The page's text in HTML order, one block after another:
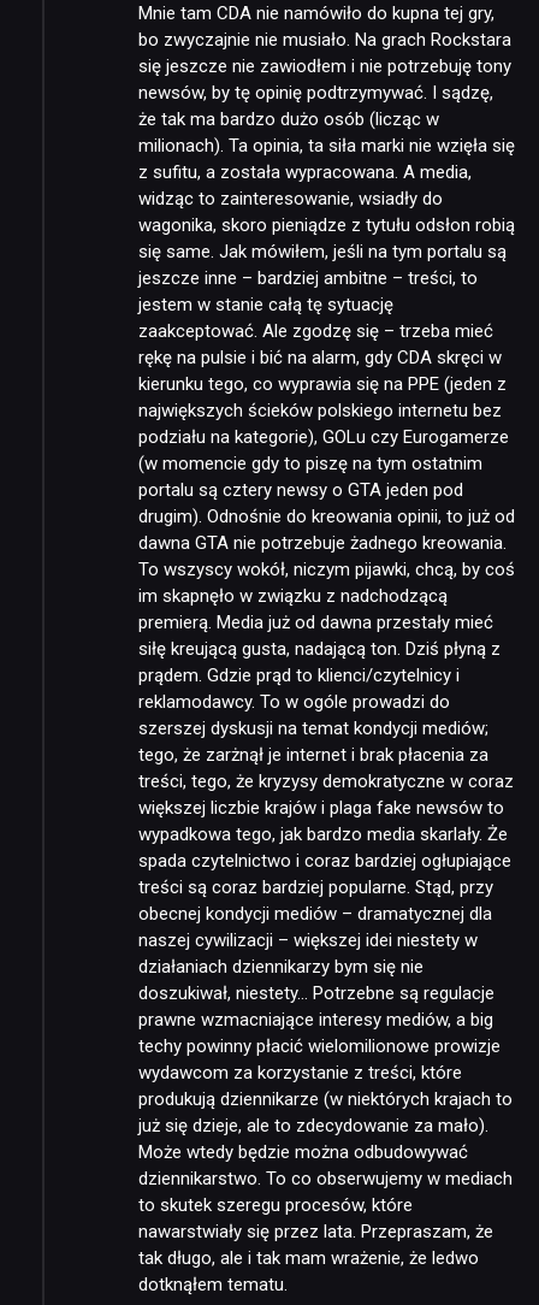
Mnie tam CDA nie namówiło do kupna tej gry,
bo zwyczajnie nie musiało. Na grach Rockstara
się jeszcze nie zawiodłem i nie potrzebuję tony
newsów, by tę opinię podtrzymywać. I sądzę,
że tak ma bardzo dużo osób (licząc w
milionach). Ta opinia, ta siła marki nie wzięła się
z sufitu, a została wypracowana. A media,
widząc to zainteresowanie, wsiadły do
wagonika, skoro pieniądze z tytułu odsłon robią
się same. Jak mówiłem, jeśli na tym portalu są
jeszcze inne – bardziej ambitne – treści, to
jestem w stanie całą tę sytuację
zaakceptować. Ale zgodzę się – trzeba mieć
rękę na pulsie i bić na alarm, gdy CDA skręci w
kierunku tego, co wyprawia się na PPE (jeden z
największych ścieków polskiego internetu bez
podziału na kategorie), GOLu czy Eurogamerze
(w momencie gdy to piszę na tym ostatnim
portalu są cztery newsy o GTA jeden pod
drugim). Odnośnie do kreowania opinii, to już od
dawna GTA nie potrzebuje żadnego kreowania.
To wszyscy wokół, niczym pijawki, chcą, by coś
im skapnęło w związku z nadchodzącą
premierą. Media już od dawna przestały mieć
siłę kreującą gusta, nadającą ton. Dziś płyną z
prądem. Gdzie prąd to klienci/czytelnicy i
reklamodawcy. To w ogóle prowadzi do
szerszej dyskusji na temat kondycji mediów;
tego, że zarżnął je internet i brak płacenia za
treści, tego, że kryzysy demokratyczne w coraz
większej liczbie krajów i plaga fake newsów to
wypadkowa tego, jak bardzo media skarlały. Że
spada czytelnictwo i coraz bardziej ogłupiające
treści są coraz bardziej popularne. Stąd, przy
obecnej kondycji mediów – dramatycznej dla
naszej cywilizacji – większej idei niestety w
działaniach dziennikarzy bym się nie
doszukiwał, niestety… Potrzebne są regulacje
prawne wzmacniające interesy mediów, a big
techy powinny płacić wielomilionowe prowizje
wydawcom za korzystanie z treści, które
produkują dziennikarze (w niektórych krajach to
już się dzieje, ale to zdecydowanie za mało).
Może wtedy będzie można odbudowywać
dziennikarstwo. To co obserwujemy w mediach
to skutek szeregu procesów, które
nawarstwiały się przez lata. Przepraszam, że
tak długo, ale i tak mam wrażenie, że ledwo
dotknąłem tematu.